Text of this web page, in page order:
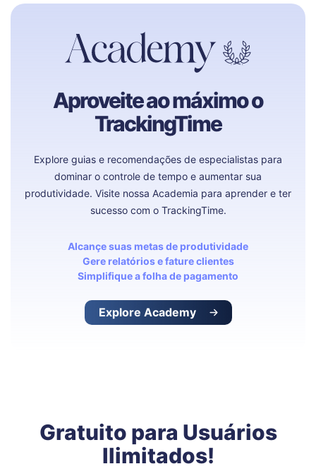
Aproveite ao máximo o
TrackingTime
Explore guias e recomendações de especialistas para
dominar o controle de tempo e aumentar sua
produtividade. Visite nossa Academia para aprender e ter
sucesso com o TrackingTime.
Alcançe suas metas de produtividade
Gere relatórios e fature clientes
Simplifique a folha de pagamento
Explore Academy
Gratuito para Usuários
Ilimitados!